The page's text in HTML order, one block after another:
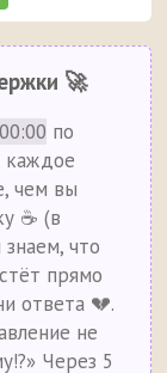
🚀
по
каждое
чем вы
☕ (в
что
прямо
ответа 💔.
не
Через 5